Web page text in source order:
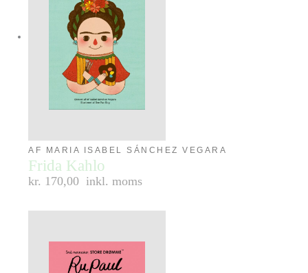
AF MARIA ISABEL SÁNCHEZ VEGARA
Frida Kahlo
kr. 170,00 inkl. moms